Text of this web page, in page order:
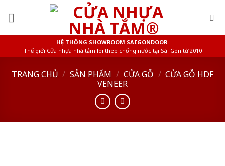
HỆ THỐNG SHOWROOM SAIGONDOOR
Thế giới Cửa nhựa nhà tắm lõi thép chống nước tại Sài Gòn từ 2010
TRANG CHỦ / SẢN PHẨM / CỬA GỖ / CỬA GỖ HDF
VENEER